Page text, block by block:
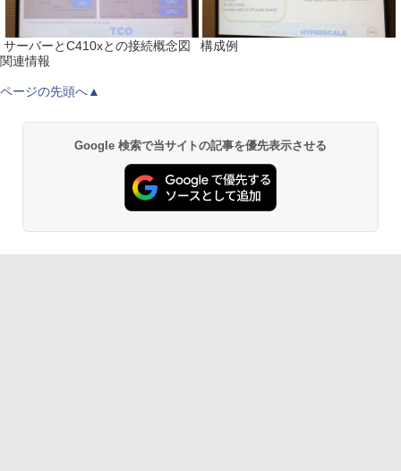
サーバーとC410xとの接続概念図
構成例
関連情報
ページの先頭へ▲
Google 検索で当サイトの記事を優先表示させる